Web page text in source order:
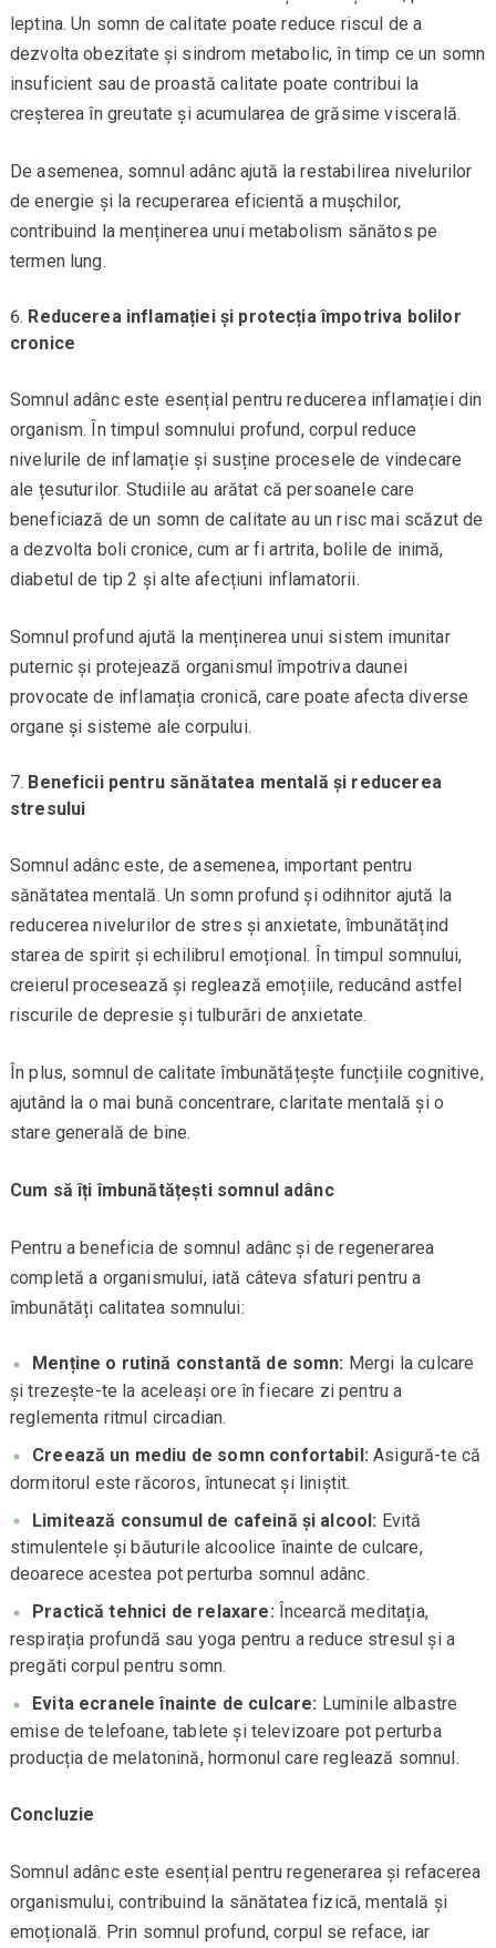
leptina. Un somn de calitate poate reduce riscul de a
dezvolta obezitate și sindrom metabolic, în timp ce un somn
insuficient sau de proastă calitate poate contribui la
creșterea în greutate și acumularea de grăsime viscerală.
De asemenea, somnul adânc ajută la restabilirea nivelurilor
de energie și la recuperarea eficientă a mușchilor,
contribuind la menținerea unui metabolism sănătos pe
termen lung.
Reducerea inflamației și protecția împotriva bolilor
cronice
Somnul adânc este esențial pentru reducerea inflamației din
organism. În timpul somnului profund, corpul reduce
nivelurile de inflamație și susține procesele de vindecare
ale țesuturilor. Studiile au arătat că persoanele care
beneficiază de un somn de calitate au un risc mai scăzut de
a dezvolta boli cronice, cum ar fi artrita, bolile de inimă,
diabetul de tip 2 și alte afecțiuni inflamatorii.
Somnul profund ajută la menținerea unui sistem imunitar
puternic și protejează organismul împotriva daunei
provocate de inflamația cronică, care poate afecta diverse
organe și sisteme ale corpului.
Beneficii pentru sănătatea mentală și reducerea
stresului
Somnul adânc este, de asemenea, important pentru
sănătatea mentală. Un somn profund și odihnitor ajută la
reducerea nivelurilor de stres și anxietate, îmbunătățind
starea de spirit și echilibrul emoțional. În timpul somnului,
creierul procesează și reglează emoțiile, reducând astfel
riscurile de depresie și tulburări de anxietate.
În plus, somnul de calitate îmbunătățește funcțiile cognitive,
ajutând la o mai bună concentrare, claritate mentală și o
stare generală de bine.
Cum să îți îmbunătățești somnul adânc
Pentru a beneficia de somnul adânc și de regenerarea
completă a organismului, iată câteva sfaturi pentru a
îmbunătăți calitatea somnului:
Menține o rutină constantă de somn: Mergi la culcare
și trezește-te la aceleași ore în fiecare zi pentru a
reglementa ritmul circadian.
Creează un mediu de somn confortabil: Asigură-te că
dormitorul este răcoros, întunecat și liniștit.
Limitează consumul de cafeină și alcool: Evită
stimulentele și băuturile alcoolice înainte de culcare,
deoarece acestea pot perturba somnul adânc.
Practică tehnici de relaxare: Încearcă meditația,
respirația profundă sau yoga pentru a reduce stresul și a
pregăti corpul pentru somn.
Evita ecranele înainte de culcare: Luminile albastre
emise de telefoane, tablete și televizoare pot perturba
producția de melatonină, hormonul care reglează somnul.
Concluzie
Somnul adânc este esențial pentru regenerarea și refacerea
organismului, contribuind la sănătatea fizică, mentală și
emoțională. Prin somnul profund, corpul se reface, iar